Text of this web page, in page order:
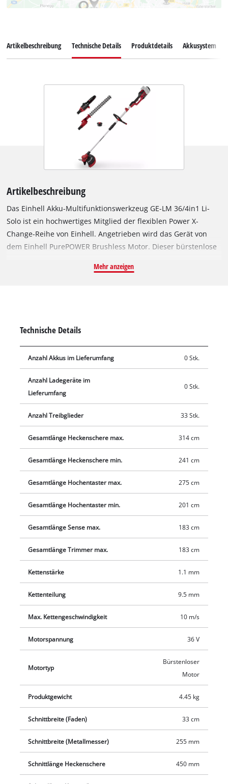
Artikelbeschreibung Technische Details Produktdetails Akkusystem
Artikelbeschreibung
Das Einhell Akku-Multifunktionswerkzeug GE-LM 36/4in1 Li-
Solo ist ein hochwertiges Mitglied der flexiblen Power X-
Change-Reihe von Einhell. Angetrieben wird das Gerät von
dem Einhell PurePOWER Brushless Motor. Dieser bürstenlose
herkömmliche Kohlebürsten-Motoren. Nach einer Online-
Hochentaster über Qualitätsschwert und –kette. Durch die
Verlängerungsstange können auch höhere Hecken gestutzt
und Äste geschnitten werden. Der Ölbehälter sorgt im Betrieb
Heckenscherenkopf ist 7-fach neigbar, die Fadenspule des
Trimmers ist mit Tippautomatik ausgerüstet, zudem verfügt
das Multifunktionswerkzeug über ein hochwertiges 3-Zahn-
Messer. Komfortabel im Einsatz ist das
Multifunktionswerkzeug durch den verstellbaren
Zusatzhandgriff und den Tragegurt. Die Lieferung erfolgt
ohne Akku und Ladegerät, diese sind separat erhältlich, zum
Mehr anzeigen
Technische Details
Anzahl Akkus im Lieferumfang 0 Stk.
Anzahl Ladegeräte im
Lieferumfang
0 Stk.
Anzahl Treibglieder 33 Stk.
Gesamtlänge Heckenschere max. 314 cm
Gesamtlänge Heckenschere min. 241 cm
Gesamtlänge Hochentaster max. 275 cm
Gesamtlänge Hochentaster min. 201 cm
Gesamtlänge Sense max. 183 cm
Gesamtlänge Trimmer max. 183 cm
Kettenstärke 1.1 mm
Kettenteilung 9.5 mm
Max. Kettengeschwindigkeit 10 m/s
Motorspannung 36 V
Motortyp
Bürstenloser
Motor
Produktgewicht 4.45 kg
Schnittbreite (Faden) 33 cm
Schnittbreite (Metallmesser) 255 mm
Schnittlänge Heckenschere 450 mm